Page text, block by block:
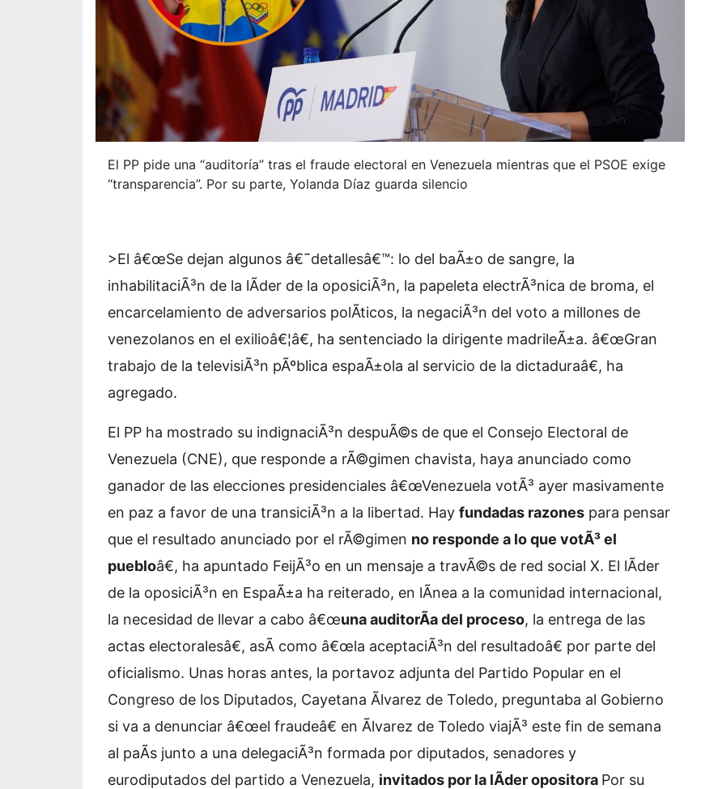
El PP pide una “auditoría” tras el fraude electoral en Venezuela mientras que el PSOE exige
“transparencia”. Por su parte, Yolanda Díaz guarda silencio
>El â€œSe dejan algunos â€˜detallesâ€™: lo del baÃ±o de sangre, la
inhabilitaciÃ³n de la lÃ­der de la oposiciÃ³n, la papeleta electrÃ³nica de broma, el
encarcelamiento de adversarios polÃ­ticos, la negaciÃ³n del voto a millones de
venezolanos en el exilioâ€¦â€, ha sentenciado la dirigente madrileÃ±a. â€œGran
trabajo de la televisiÃ³n pÃºblica espaÃ±ola al servicio de la dictaduraâ€, ha
agregado.
El PP ha mostrado su indignaciÃ³n despuÃ©s de que el Consejo Electoral de
Venezuela (CNE), que responde a rÃ©gimen chavista, haya anunciado como
ganador de las elecciones presidenciales â€œVenezuela votÃ³ ayer masivamente
en paz a favor de una transiciÃ³n a la libertad. Hay fundadas razones para pensar
que el resultado anunciado por el rÃ©gimen no responde a lo que votÃ³ el
puebloâ€, ha apuntado FeijÃ³o en un mensaje a travÃ©s de red social X. El lÃ­der
de la oposiciÃ³n en EspaÃ±a ha reiterado, en lÃ­nea a la comunidad internacional,
la necesidad de llevar a cabo â€œuna auditorÃ­a del proceso, la entrega de las
actas electoralesâ€, asÃ­ como â€œla aceptaciÃ³n del resultadoâ€ por parte del
oficialismo. Unas horas antes, la portavoz adjunta del Partido Popular en el
Congreso de los Diputados, Cayetana Ãlvarez de Toledo, preguntaba al Gobierno
si va a denunciar â€œel fraudeâ€ en Ãlvarez de Toledo viajÃ³ este fin de semana
al paÃ­s junto a una delegaciÃ³n formada por diputados, senadores y
eurodiputados del partido a Venezuela, invitados por la lÃ­der opositora Por su